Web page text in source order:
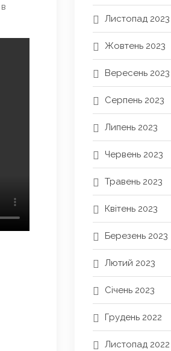
Листопад 2023
Жовтень 2023
Вересень 2023
Серпень 2023
Липень 2023
Червень 2023
Травень 2023
Квітень 2023
Березень 2023
Лютий 2023
Січень 2023
Грудень 2022
Листопад 2022